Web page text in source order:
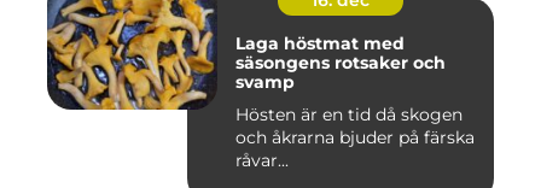
Laga höstmat med
säsongens rotsaker och
svamp
Hösten är en tid då skogen
och åkrarna bjuder på färska
råvar...